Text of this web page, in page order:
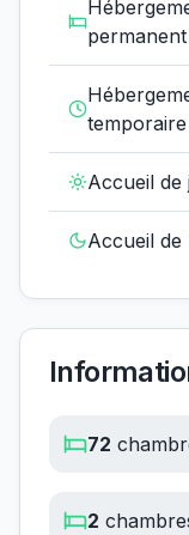
permanent
temporaire
Accueil de
Accueil de
72
2